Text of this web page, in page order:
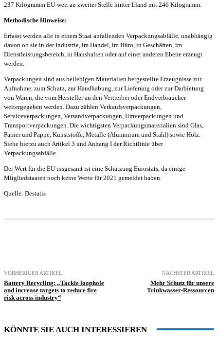
237 Kilogramm EU-weit an zweiter Stelle hinter Irland mit 246 Kilogramm.
Methodische Hinweise:
Erfasst werden alle in einem Staat anfallenden Verpackungsabfälle, unabhängig
davon ob sie in der Industrie, im Handel, im Büro, in Geschäften, im
Dienstleistungsbereich, in Haushalten oder auf einer anderen Ebene erzeugt
werden.
Verpackungen sind aus beliebigen Materialien hergestellte Erzeugnisse zur
Aufnahme, zum Schutz, zur Handhabung, zur Lieferung oder zur Darbietung
von Waren, die vom Hersteller an den Vertreiber oder Endverbraucher
weitergegeben werden. Dazu zählen Verkaufsverpackungen,
Serviceverpackungen, Versandverpackungen, Umverpackungen und
Transportverpackungen. Die wichtigsten Verpackungsmaterialien sind Glas,
Papier und Pappe, Kunststoffe, Metalle (Aluminium und Stahl) sowie Holz.
Siehe hierzu auch Artikel 3 und Anhang I der Richtlinie über
Verpackungsabfälle.
Der Wert für die EU insgesamt ist eine Schätzung Eurostats, da einige
Mitgliedstaaten noch keine Werte für 2021 gemeldet haben.
Quelle: Destatis
VORHERIGER ARTIKEL
Battery Recycling: „Tackle loophole
and increase targets to reduce fire
risk across industry“
NÄCHSTER ARTIKEL
Mehr Schutz für unsere
Trinkwasser-Ressourcen
KÖNNTE SIE AUCH INTERESSIEREN